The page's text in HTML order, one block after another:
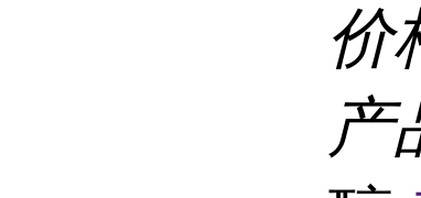
价
产